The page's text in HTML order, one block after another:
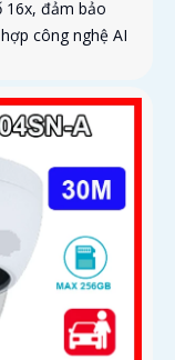
16x, đảm bảo
công nghệ AI